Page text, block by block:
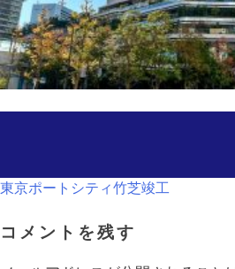
投
稿
東京ポートシティ竹芝竣工
コメントを残す